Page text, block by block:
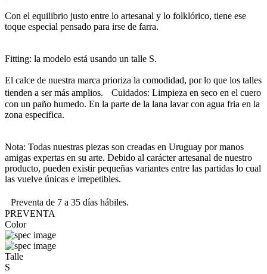
Con el equilibrio justo entre lo artesanal y lo folklórico, tiene ese
toque especial pensado para irse de farra.
Fitting: la modelo está usando un talle S.
El calce de nuestra marca prioriza la comodidad, por lo que los talles
tienden a ser más amplios. Cuidados: Limpieza en seco en el cuero
con un paño humedo. En la parte de la lana lavar con agua fria en la
zona especifica.
Nota: Todas nuestras piezas son creadas en Uruguay por manos
amigas expertas en su arte. Debido al carácter artesanal de nuestro
producto, pueden existir pequeñas variantes entre las partidas lo cual
las vuelve únicas e irrepetibles.
Preventa de 7 a 35 días hábiles.
PREVENTA
Color
Talle
S